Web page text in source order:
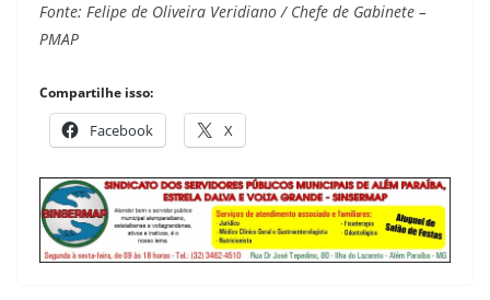
Fonte: Felipe de Oliveira Veridiano / Chefe de Gabinete –
PMAP
Compartilhe isso:
Facebook X